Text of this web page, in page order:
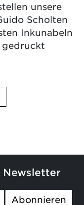
unsere
Scholten
Inkunabeln
gedruckt
Newsletter
Abonnieren